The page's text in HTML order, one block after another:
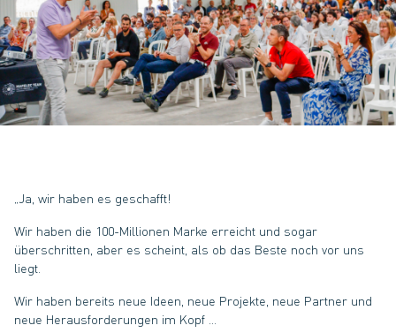
„Ja, wir haben es geschafft!
Wir haben die 100-Millionen Marke erreicht und sogar
überschritten, aber es scheint, als ob das Beste noch vor uns
liegt.
Wir haben bereits neue Ideen, neue Projekte, neue Partner und
neue Herausforderungen im Kopf …